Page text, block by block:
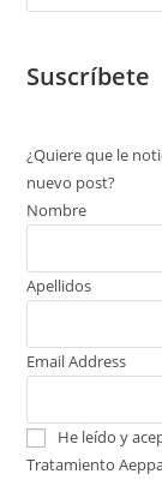
Suscríbete
¿Quiere que le
nuevo post?
Nombre
Apellidos
Email Address
He leído y
Tratamiento